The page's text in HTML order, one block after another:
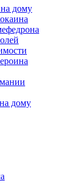
дому
дому